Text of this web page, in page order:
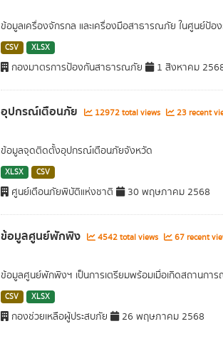
ข้อมูลเครื่องจักรกล และเครื่องมือสาธารณภัย ในศูนย์ป้อ
CSV XLSX
กองมาตรการป้องกันสาธารณภัย 1 สิงหาคม
อุปกรณ์เตือนภัย 12972 total views 23 recent
ข้อมูลจุดติดตั้งอุปกรณ์เตือนภัยจังหวัด
XLSX CSV
ศูนย์เตือนภัยพิบัติแห่งชาติ 30 พฤษภาคม 2568
ข้อมูลศูนย์พักพิง 4542 total views 67 recent
ข้อมูลศูนย์พักพิงฯ เป็นการเตรียมพร้อมเมื่อเกิดสถานกา
CSV XLSX
กองช่วยเหลือผู้ประสบภัย 26 พฤษภาคม 2568